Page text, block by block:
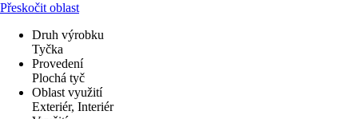
Přeskočit oblast
Druh výrobku
Tyčka
Provedení
Plochá tyč
Oblast využití
Exteriér, Interiér